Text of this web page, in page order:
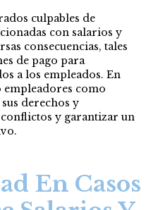
culpables de
con salarios y
consecuencias, tales
de pago para
a los empleados. En
empleadores como
derechos y
y garantizar un
En Casos